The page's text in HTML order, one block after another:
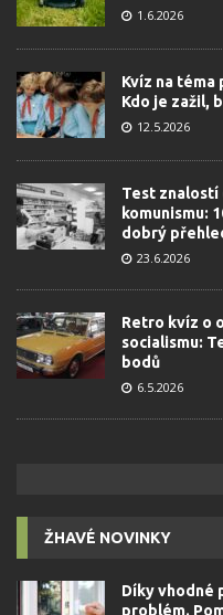
1.6.2026
Kvíz na téma
Kdo je zažil,
12.5.2026
Test znalostí
komunismu:
dobrý
23.6.2026
Retro kvíz o
socialismu:
bodů
6.5.2026
ŽHAVÉ NOVINKY
Díky vhodné
problém.